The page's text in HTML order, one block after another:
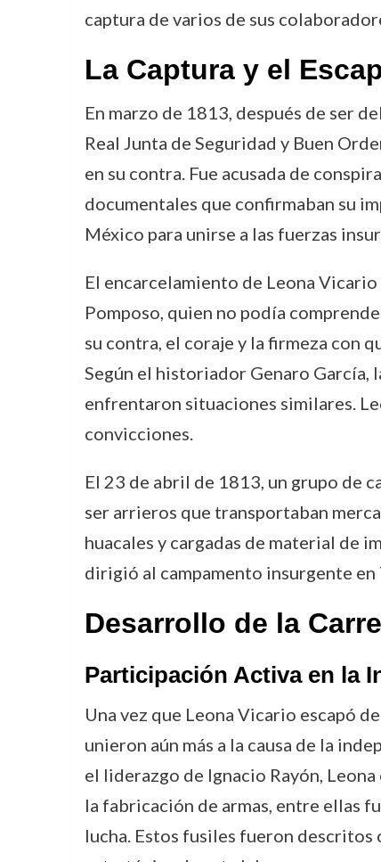
captura de varios de sus
La Captura y el
En marzo de 1813, después de ser
Real Junta de Seguridad y Buen
en su contra. Fue acusada de
documentales que confirmaban su
México para unirse a las fuerzas
El encarcelamiento de Leona
Pomposo, quien no podía
su contra, el coraje y la firmeza con
Según el historiador Genaro García,
enfrentaron situaciones similares.
convicciones.
El 23 de abril de 1813, un grupo de
ser arrieros que transportaban
huacales y cargadas de material de
dirigió al campamento insurgente
Desarrollo de la
Participación Activa en la
Una vez que Leona Vicario escapó
unieron aún más a la causa de la
el liderazgo de Ignacio Rayón,
la fabricación de armas, entre ellas
lucha. Estos fusiles fueron descritos